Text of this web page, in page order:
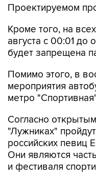
Проектируемом
Кроме того, на
августа с 00:01 до
будет запрещена
Помимо этого, в
мероприятия
метро
Согласно
"Лужниках"
российских певиц
Они являются
и фестиваля